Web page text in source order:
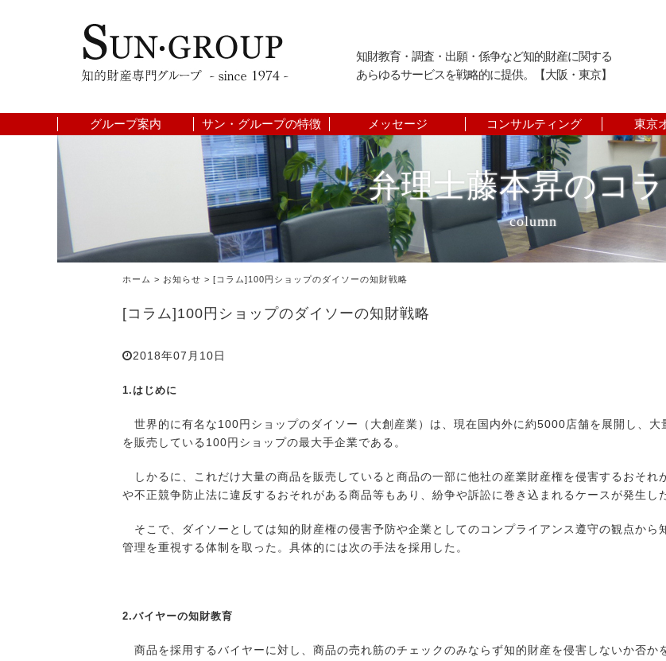
知財教育・調査・出願・係争など知的財産に関する
あらゆるサービスを戦略的に提供。【大阪・東京】
グループ案内 サン・グループの特徴 メッセージ コンサルティング 東京
弁理士藤本昇のコ
column
ホーム > お知らせ > [コラム]100円ショップのダイソーの知財戦略
[コラム]100円ショップのダイソーの知財戦略
2018年07月10日
1.はじめに
世界的に有名な100円ショップのダイソー（大創産業）は、現在国内外に約5000店舗を展開し、大
を販売している100円ショップの最大手企業である。
しかるに、これだけ大量の商品を販売していると商品の一部に他社の産業財産権を侵害するおそれ
や不正競争防止法に違反するおそれがある商品等もあり、紛争や訴訟に巻き込まれるケースが発生し
そこで、ダイソーとしては知的財産権の侵害予防や企業としてのコンプライアンス遵守の観点から
管理を重視する体制を取った。具体的には次の手法を採用した。
2.バイヤーの知財教育
商品を採用するバイヤーに対し、商品の売れ筋のチェックのみならず知的財産を侵害しないか否か